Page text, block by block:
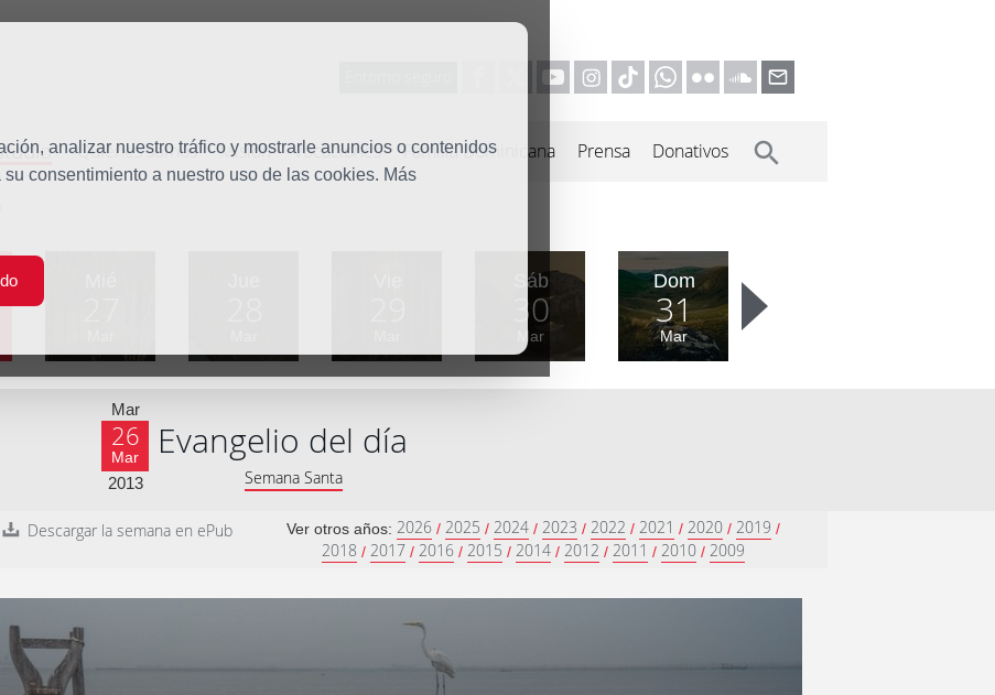
analizar nuestro tráfico y mostrarle anuncios o contenidos
consentimiento a nuestro uso de las cookies. Más
Quiénes somos Misión Vocaciones Familia Dominicana Prensa Donativos
Sáb
30
Mar
Dom
31
Mar
Mar
26
Mar
2013
Evangelio del día
Semana Santa
Descargar la semana en ePub Ver otros años: 2026 / 2025 / 2024 / 2023 / 2022 / 2021 / 2020 / 2019 /
2018 / 2017 / 2016 / 2015 / 2014 / 2012 / 2011 / 2010 / 2009